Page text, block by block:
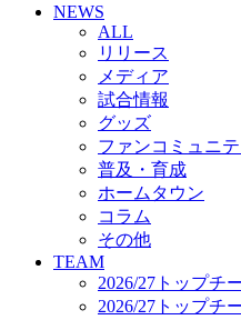
ボランティアチー
ビクトリーロード
HOMEGAME
観戦ルール＆マナ
ホームゲーム運営
Jリーグ運営管理
写真・動画使用ガ
ロートフィールド
SCHEDULE
2026/27
練習見学時のフ
TICKET
奈良クラブ明治安
合観戦チケット
NEWS
ALL
リリース
メディア
試合情報
グッズ
ファンコミュニテ
普及・育成
ホームタウン
コラム
その他
TEAM
2026/27トップチ
2026/27トップチ